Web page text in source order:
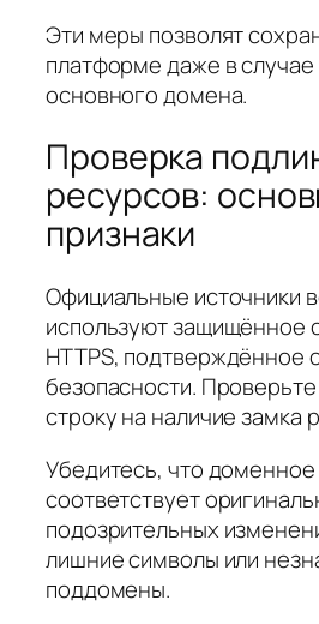
Эти меры позволят
платформе даже в случае
основного домена.
Проверка
ресурсов:
признаки
Официальные источники
используют защищённое
HTTPS, подтверждённое
безопасности.
строку на наличие замка
Убедитесь, что
соответствует
подозрительных
лишние символы или
поддомены.